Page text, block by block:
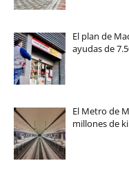
El plan de
ayudas de
El Metro de
millones de